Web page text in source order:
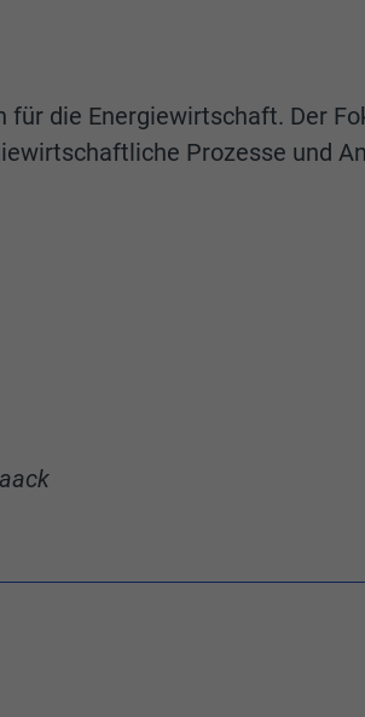
die Energiewirtschaft. Der
Prozesse und